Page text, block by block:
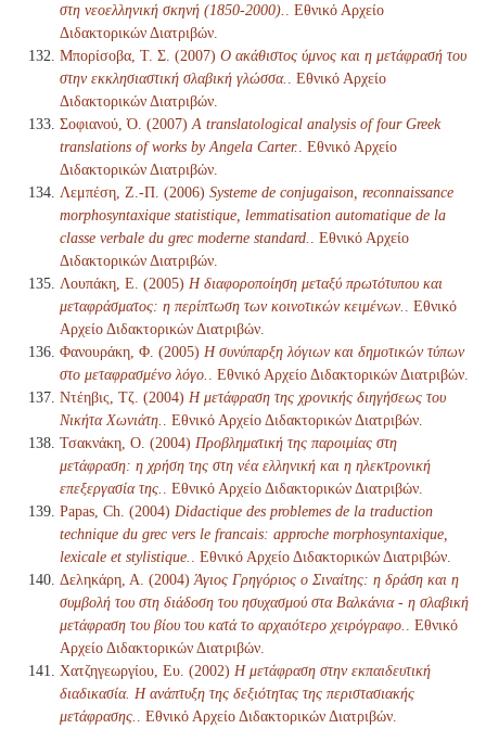
στη νεοελληνική σκηνή (1850-2000).
. Εθνικό Αρχείο
Διδακτορικών Διατριβών.
Μπορίσοβα, Τ. Σ. (2007) Ο ακάθιστος ύμνος και η μετάφρασή του
στην εκκλησιαστική σλαβική γλώσσα.
. Εθνικό Αρχείο
Διδακτορικών Διατριβών.
Σοφιανού, Ό. (2007) A translatological analysis of four Greek
translations of works by Angela Carter. . Εθνικό Αρχείο
Διδακτορικών Διατριβών.
Λεμπέση, Ζ.-Π. (2006) Systeme de conjugaison, reconnaissance
morphosyntaxique statistique, lemmatisation automatique de la
classe verbale du grec moderne standard.
. Εθνικό Αρχείο
Διδακτορικών Διατριβών.
Λουπάκη, Ε. (2005) Η διαφοροποίηση μεταξύ πρωτότυπου και
μεταφράσματος: η περίπτωση των κοινοτικών κειμένων.
. Εθνικό
Αρχείο Διδακτορικών Διατριβών.
Φανουράκη, Φ. (2005) Η συνύπαρξη λόγιων και δημοτικών τύπων
στο μεταφρασμένο λόγο.
. Εθνικό Αρχείο Διδακτορικών Διατριβών.
Ντέηβις, Τζ. (2004) Η μετάφραση της χρονικής διηγήσεως του
Νικήτα Χωνιάτη.
. Εθνικό Αρχείο Διδακτορικών Διατριβών.
Τσακνάκη, Ο. (2004) Προβληματική της παροιμίας στη
μετάφραση: η χρήση της στη νέα ελληνική και η ηλεκτρονική
επεξεργασία της.
. Εθνικό Αρχείο Διδακτορικών Διατριβών.
Papas, Ch. (2004) Didactique des problemes de la traduction
technique du grec vers le francais: approche morphosyntaxique,
lexicale et stylistique.
. Εθνικό Αρχείο Διδακτορικών Διατριβών.
Δεληκάρη, Α. (2004) Άγιος Γρηγόριος ο Σιναίτης: η δράση και η
συμβολή του στη διάδοση του ησυχασμού στα Βαλκάνια - η σλαβική
μετάφραση του βίου του κατά το αρχαιότερο χειρόγραφο.
. Εθνικό
Αρχείο Διδακτορικών Διατριβών.
Χατζηγεωργίου, Ευ. (2002) Η μετάφραση στην εκπαιδευτική
διαδικασία. Η ανάπτυξη της δεξιότητας της περιστασιακής
μετάφρασης.
. Εθνικό Αρχείο Διδακτορικών Διατριβών.